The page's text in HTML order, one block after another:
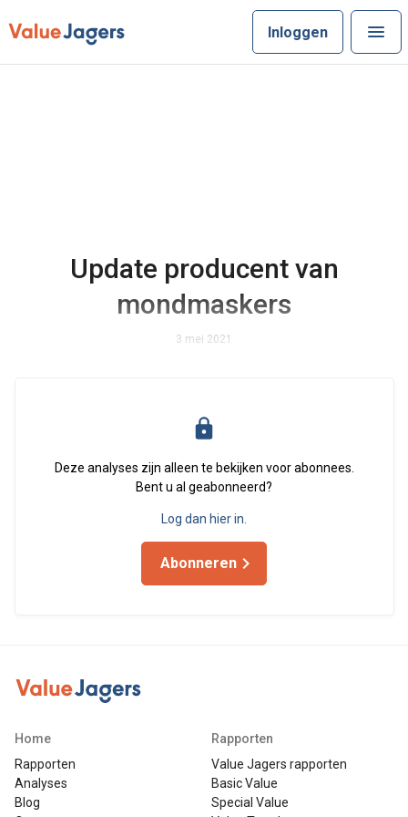
Inloggen
Update producent van
mondmaskers
3 mei 2021
Deze analyses zijn alleen te bekijken voor abonnees.
Bent u al geabonneerd?
Log dan hier in.
Abonneren
Home
Rapporten
Analyses
Blog
Rapporten
Value Jagers rapporten
Basic Value
Special Value